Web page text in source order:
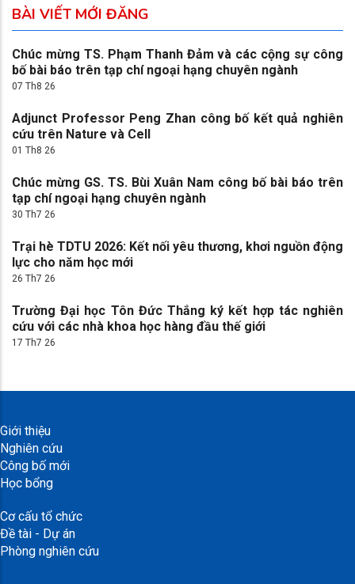
BÀI VIẾT MỚI ĐĂNG
Chúc mừng TS. Phạm Thanh Đảm và các cộng sự công
bố bài báo trên tạp chí ngoại hạng chuyên ngành
07 Th8 26
Adjunct Professor Peng Zhan công bố kết quả nghiên
cứu trên Nature và Cell
01 Th8 26
Chúc mừng GS. TS. Bùi Xuân Nam công bố bài báo trên
tạp chí ngoại hạng chuyên ngành
30 Th7 26
Trại hè TDTU 2026: Kết nối yêu thương, khơi nguồn động
lực cho năm học mới
26 Th7 26
Trường Đại học Tôn Đức Thắng ký kết hợp tác nghiên
cứu với các nhà khoa học hàng đầu thế giới
17 Th7 26
Giới thiệu
Nghiên cứu
Công bố mới
Học bổng
Cơ cấu tổ chức
Đề tài - Dự án
Phòng nghiên cứu